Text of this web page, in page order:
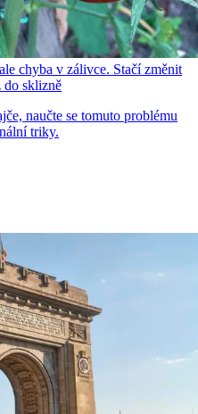
chyba v zálivce. Stačí změnit
do sklizně
naučte se tomuto problému
triky.